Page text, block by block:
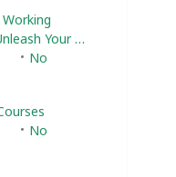
Your …
No
No